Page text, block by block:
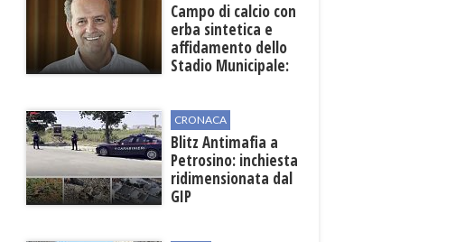
Campo di calcio con
erba sintetica e
affidamento dello
Stadio Municipale:
CRONACA
Blitz Antimafia a
Petrosino: inchiesta
ridimensionata dal
GIP